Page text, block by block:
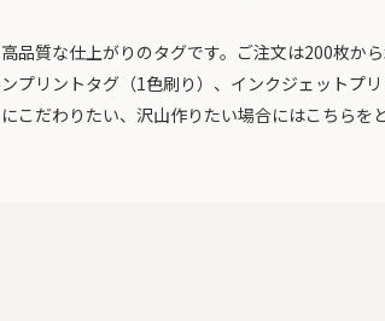
高品質な仕上がりのタグです。ご注文は200枚か
ンプリントタグ（1色刷り）、インクジェットプ
にこだわりたい、沢山作りたい場合にはこちらを